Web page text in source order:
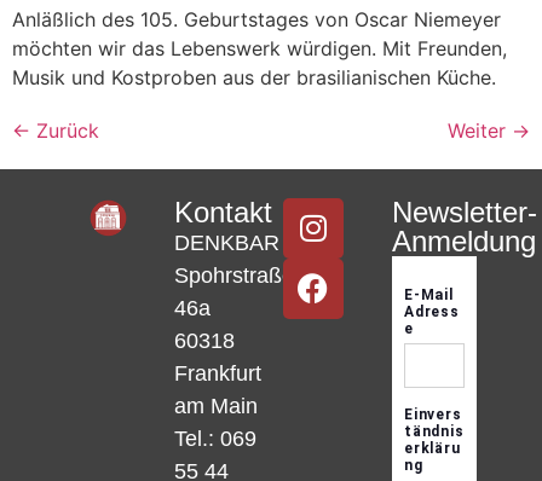
Anläßlich des 105. Geburtstages von Oscar Niemeyer
möchten wir das Lebenswerk würdigen. Mit Freunden,
Musik und Kostproben aus der brasilianischen Küche.
← Zurück Weiter →
Kontakt
DENKBAR
Spohrstraße
46a
60318
Frankfurt
am Main
Tel.: 069
55 44
Newsletter-
Anmeldung